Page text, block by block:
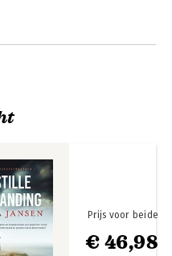
€ 46,98
Prijs voor beide